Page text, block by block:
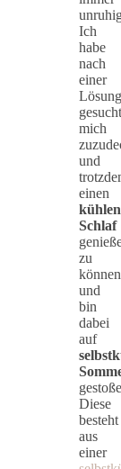
Ich
habe
nach
einer
Lösung
mich
und
einen
kühlen
Schlaf
zu
können
und
bin
dabei
auf
Diese
besteht
aus
einer